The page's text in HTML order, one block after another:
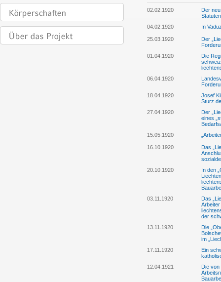
02.02.1920
Der
Statuten
04.02.1920
In
25.03.1920
Der
01.04.1920
Die
06.04.1920
18.04.1920
Josef
Sturz
27.04.1920
Der
eines
15.05.1920
16.10.1920
Das
20.10.1920
In den
03.11.1920
Das
der
13.11.1920
Die
im
17.11.1920
Ein
12.04.1921
Die